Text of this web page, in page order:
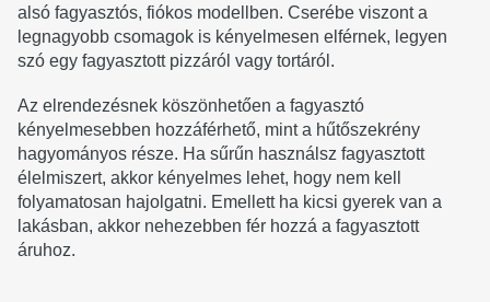
alsó fagyasztós, fiókos modellben. Cserébe viszont a
legnagyobb csomagok is kényelmesen elférnek, legyen
szó egy fagyasztott pizzáról vagy tortáról.
Az elrendezésnek köszönhetően a fagyasztó
kényelmesebben hozzáférhető, mint a hűtőszekrény
hagyományos része. Ha sűrűn használsz fagyasztott
élelmiszert, akkor kényelmes lehet, hogy nem kell
folyamatosan hajolgatni. Emellett ha kicsi gyerek van a
lakásban, akkor nehezebben fér hozzá a fagyasztott
áruhoz.